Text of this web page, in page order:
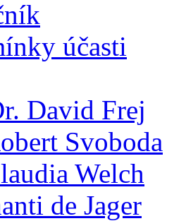
účasti
David Frej
Svoboda
Welch
de Jager